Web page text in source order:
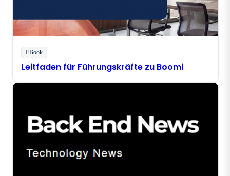
EBook
Leitfaden für Führungskräfte zu Boomi